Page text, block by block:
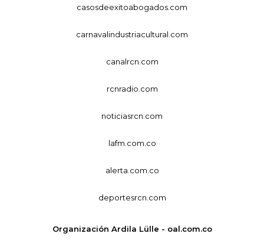
casosdeexitoabogados.com
carnavalindustriacultural.com
canalrcn.com
rcnradio.com
noticiasrcn.com
lafm.com.co
alerta.com.co
deportesrcn.com
Organización Ardila Lülle - oal.com.co